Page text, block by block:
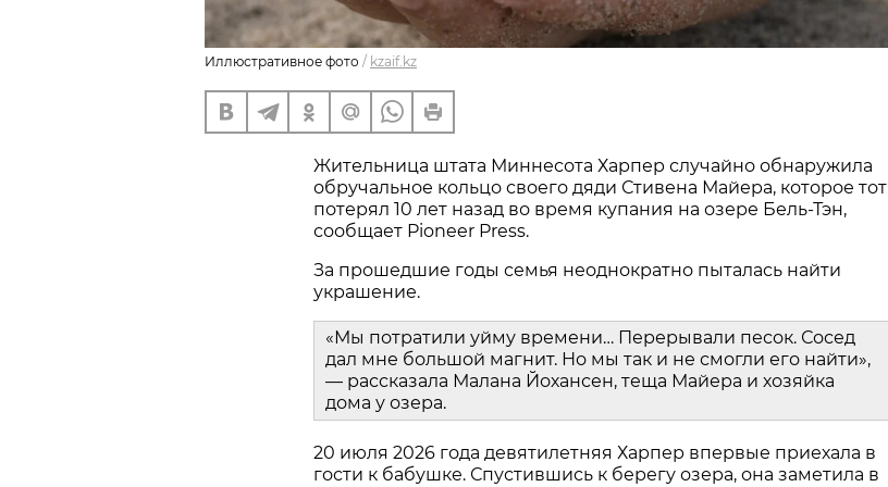
Иллюстративное фото / kzaif.kz
Жительница штата Миннесота Харпер случайно обнаружила
обручальное кольцо своего дяди Стивена Майера, которое тот
потерял 10 лет назад во время купания на озере Бель-Тэн,
сообщает Pioneer Press.
За прошедшие годы семья неоднократно пыталась найти
украшение.
«Мы потратили уйму времени… Перерывали песок. Сосед
дал мне большой магнит. Но мы так и не смогли его найти»,
— рассказала Малана Йохансен, теща Майера и хозяйка
дома у озера.
20 июля 2026 года девятилетняя Харпер впервые приехала в
гости к бабушке. Спустившись к берегу озера, она заметила в